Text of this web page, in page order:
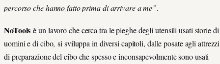
percorso che hanno fatto prima di arrivare a me”.
NoTools è un lavoro che cerca tra le pieghe degli utensili usati storie di
uomini e di cibo, si sviluppa in diversi capitoli, dalle posate agli attrezzi
di preparazione del cibo che spesso e inconsapevolmente sono usati